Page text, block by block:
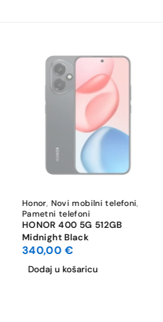
Honor, Novi mobilni telefoni,
Pametni telefoni
HONOR 400 5G 512GB
Midnight Black
340,00 €
Dodaj u košaricu